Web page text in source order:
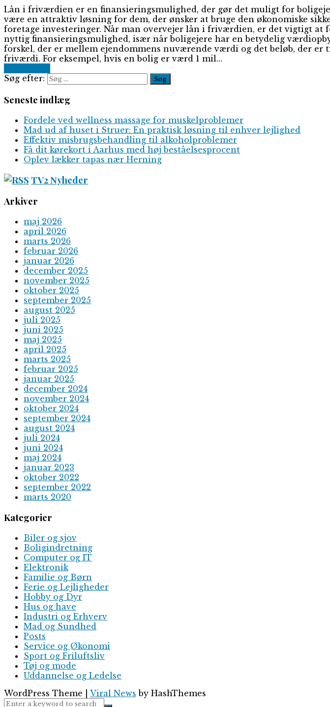
Lån i friværdien er en finansieringsmulighed, der gør det muligt for
være en attraktiv løsning for dem, der ønsker at bruge den økonomiske
foretage investeringer. Når man overvejer lån i friværdien, er det vigtigt at
nyttig finansieringsmulighed, især når boligejere har en betydelig
forskel, der er mellem ejendommens nuværende værdi og det beløb, der
friværdi. For eksempel, hvis en bolig er værd 1 mil...
Søg efter:
Seneste indlæg
Fordele ved wellness massage for muskelproblemer
Mad ud af huset i Struer: En praktisk løsning til enhver lejlighed
Effektiv misbrugsbehandling til alkoholproblemer
Få dit kørekort i Aarhus med høj beståelsesprocent
Oplev lækker tapas nær Herning
TV2 Nyheder
Arkiver
maj 2026
april 2026
marts 2026
februar 2026
januar 2026
december 2025
november 2025
oktober 2025
september 2025
august 2025
juli 2025
juni 2025
maj 2025
april 2025
marts 2025
februar 2025
januar 2025
december 2024
november 2024
oktober 2024
september 2024
august 2024
juli 2024
juni 2024
maj 2024
januar 2023
oktober 2022
september 2022
marts 2020
Kategorier
Biler og sjov
Boligindretning
Computer og IT
Elektronik
Familie og Børn
Ferie og Lejligheder
Hobby og Dyr
Hus og have
Industri og Erhverv
Mad og Sundhed
Posts
Service og Økonomi
Sport og Friluftsliv
Tøj og mode
Uddannelse og Ledelse
WordPress Theme
Viral News by HashThemes